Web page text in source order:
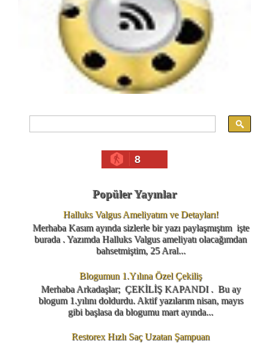
8
Popüler Yayınlar
Halluks Valgus Ameliyatım ve Detayları!
Merhaba Kasım ayında sizlerle bir yazı paylaşmıştım işte
burada . Yazımda Halluks Valgus ameliyatı olacağımdan
bahsetmiştim, 25 Aral...
Blogumun 1.Yılına Özel Çekiliş
Merhaba Arkadaşlar; ÇEKİLİŞ KAPANDI . Bu ay
blogum 1.yılını doldurdu. Aktif yazılarım nisan, mayıs
gibi başlasa da blogumu mart ayında...
Restorex Hızlı Saç Uzatan Şampuan